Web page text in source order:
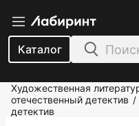
Каталог
Художественная
отечественный детектив /
детектив